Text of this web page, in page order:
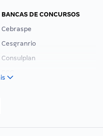
BANCAS DE CONCURSOS
Cebraspe
Cesgranrio
Consulplan